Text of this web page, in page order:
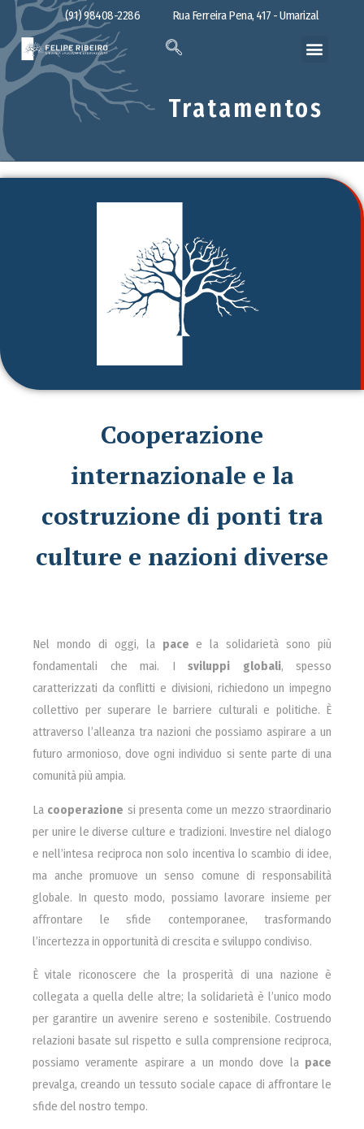
(91) 98408-2286 Rua Ferreira Pena, 417 - Umarizal
Tratamentos
Cooperazione
internazionale e la
costruzione di ponti tra
culture e nazioni diverse
Nel mondo di oggi, la pace e la solidarietà sono più
fondamentali che mai. I sviluppi globali, spesso
caratterizzati da conflitti e divisioni, richiedono un impegno
collettivo per superare le barriere culturali e politiche. È
attraverso l’alleanza tra nazioni che possiamo aspirare a un
futuro armonioso, dove ogni individuo si sente parte di una
comunità più ampia.
La cooperazione si presenta come un mezzo straordinario
per unire le diverse culture e tradizioni. Investire nel dialogo
e nell’intesa reciproca non solo incentiva lo scambio di idee,
ma anche promuove un senso comune di responsabilità
globale. In questo modo, possiamo lavorare insieme per
affrontare le sfide contemporanee, trasformando
l’incertezza in opportunità di crescita e sviluppo condiviso.
È vitale riconoscere che la prosperità di una nazione è
collegata a quella delle altre; la solidarietà è l’unico modo
per garantire un avvenire sereno e sostenibile. Costruendo
relazioni basate sul rispetto e sulla comprensione reciproca,
possiamo veramente aspirare a un mondo dove la pace
prevalga, creando un tessuto sociale capace di affrontare le
sfide del nostro tempo.